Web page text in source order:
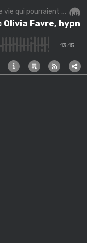
avec Olivia Favre,
La petite voix – Des histoires de vie qui pourraient changer la vôtre.
Olivia Favre,
13:15